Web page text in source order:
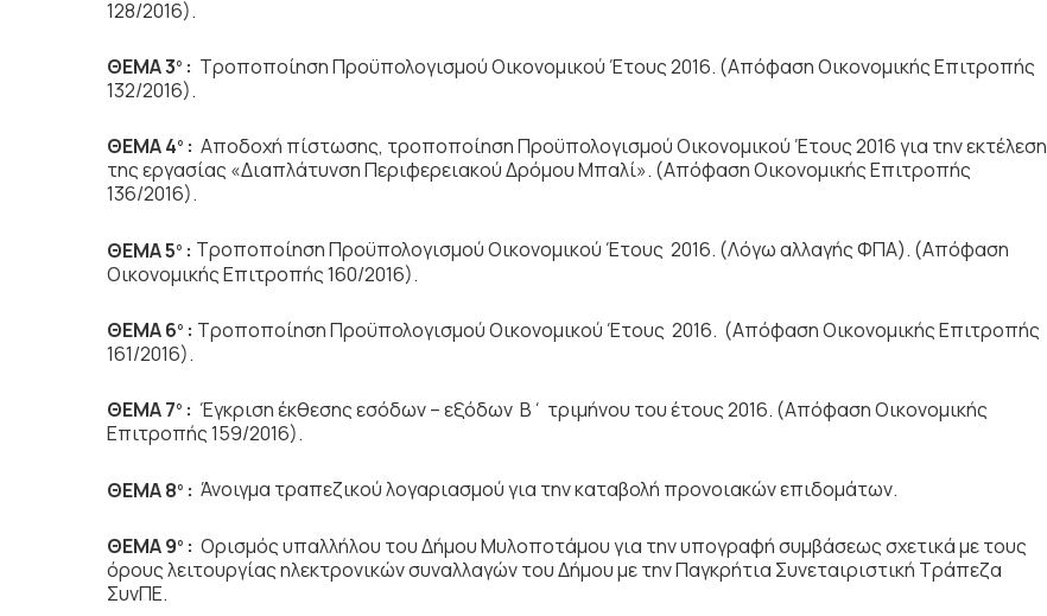
128/2016).
ΘΕΜΑ 3ο : Τροποποίηση Προϋπολογισμού Οικονομικού Έτους 2016. (Απόφαση Οικονομικής Επιτροπής
132/2016).
ΘΕΜΑ 4ο : Αποδοχή πίστωσης, τροποποίηση Προϋπολογισμού Οικονομικού Έτους 2016 για την εκτέλεση
της εργασίας «Διαπλάτυνση Περιφερειακού Δρόμου Μπαλί». (Απόφαση Οικονομικής Επιτροπής
136/2016).
ΘΕΜΑ 5ο : Τροποποίηση Προϋπολογισμού Οικονομικού Έτους 2016. (Λόγω αλλαγής ΦΠΑ). (Απόφαση
Οικονομικής Επιτροπής 160/2016).
ΘΕΜΑ 6ο : Τροποποίηση Προϋπολογισμού Οικονομικού Έτους 2016. (Απόφαση Οικονομικής Επιτροπής
161/2016).
ΘΕΜΑ 7ο : Έγκριση έκθεσης εσόδων – εξόδων Β΄ τριμήνου του έτους 2016. (Απόφαση Οικονομικής
Επιτροπής 159/2016).
ΘΕΜΑ 8ο : Άνοιγμα τραπεζικού λογαριασμού για την καταβολή προνοιακών επιδομάτων.
ΘΕΜΑ 9ο : Ορισμός υπαλλήλου του Δήμου Μυλοποτάμου για την υπογραφή συμβάσεως σχετικά με τους
όρους λειτουργίας ηλεκτρονικών συναλλαγών του Δήμου με την Παγκρήτια Συνεταιριστική Τράπεζα
ΣυνΠΕ.